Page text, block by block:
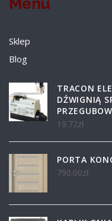
Sklep
Blog
TRACON
DŹWIGNIĄ
19.72zł
PORTA
790.00zł